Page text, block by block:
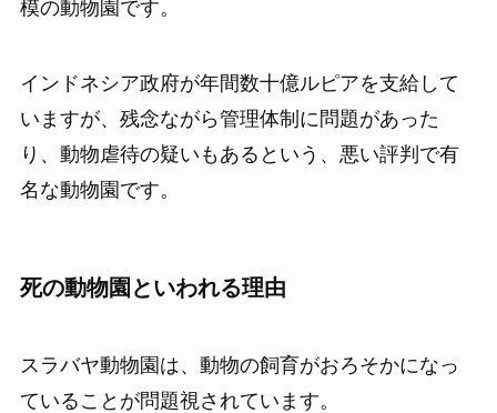
模の動物園です。
インドネシア政府が年間数十億ルピアを支給して
いますが、残念ながら管理体制に問題があった
り、動物虐待の疑いもあるという、悪い評判で有
名な動物園です。
死の動物園といわれる理由
スラバヤ動物園は、動物の飼育がおろそかになっ
ていることが問題視されています。